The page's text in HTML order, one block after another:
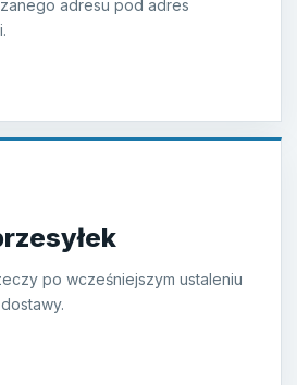
adresu pod adres
po wcześniejszym ustaleniu